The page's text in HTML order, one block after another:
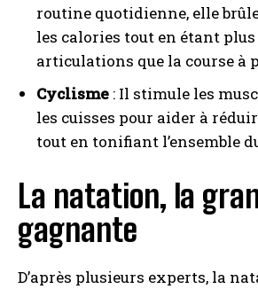
routine quotidienne, elle
les calories tout en étant plus
articulations que la course à
Cyclisme : Il stimule les
les cuisses pour aider à
tout en tonifiant l’ensemble
La natation, la
gagnante
D’après plusieurs experts, la